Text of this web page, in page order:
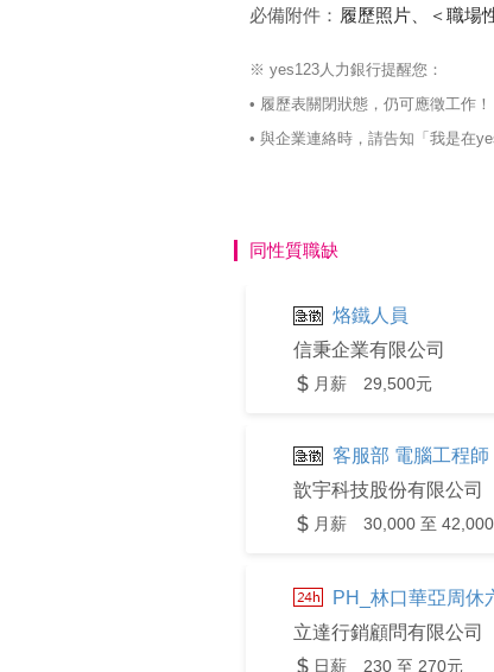
必備附件： 履歷照片、＜職場
※ yes123人力銀行提醒您：
• 履歷表關閉狀態，仍可應徵工作！
• 與企業連絡時，請告知「我是在
同性質職缺
烙鐵人員
信秉企業有限公司
月薪 29,500元
客服部 電腦工程師
歆宇科技股份有限公司
月薪 30,000 至
PH_林口華亞周休
立達行銷顧問有限公司
日薪 230 至 270元